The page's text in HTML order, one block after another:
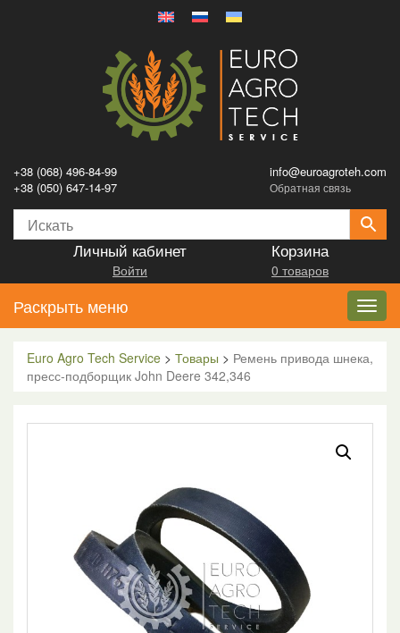
+38 (068) 496-84-99
+38 (050) 647-14-97
info@euroagroteh.com
Обратная связь
Личный кабинет
Войти
Корзина
0 товаров
Раскрыть меню
Euro Agro Tech Service > Товары > Ремень привода шнека,
пресс-подборщик John Deere 342,346